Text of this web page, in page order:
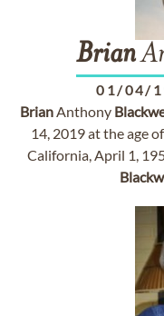
Brian
01/04/
BrianAnthony
14, 2019 at the age
California, April 1,